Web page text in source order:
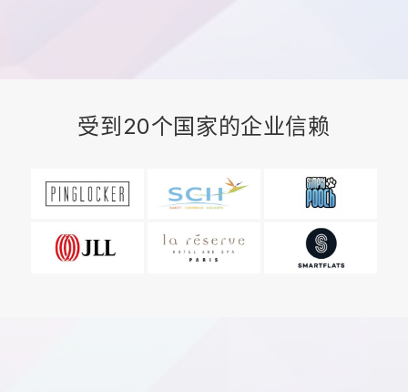
受到20个国家的企业信赖